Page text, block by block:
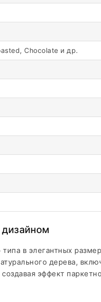
Chocolate и др.
в элегантных
дерева,
эффект